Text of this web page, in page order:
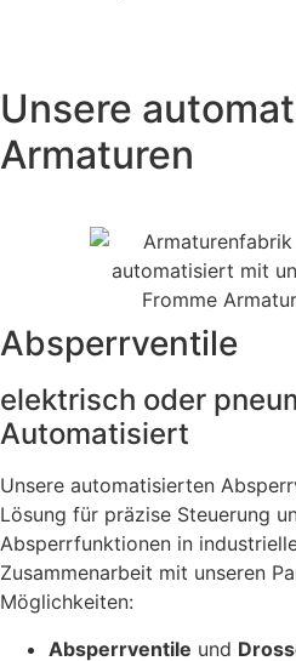
Unsere
Armaturen
Absperrventile
elektrisch oder
Automatisiert
Unsere automatisierten
Lösung für präzise Steuerung
Absperrfunktionen in
Zusammenarbeit mit unseren
Möglichkeiten:
Absperrventile und